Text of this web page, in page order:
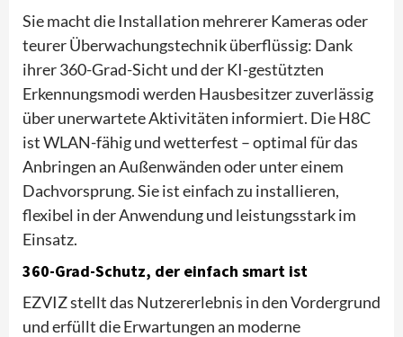
Sie macht die Installation mehrerer Kameras oder
teurer Überwachungstechnik überflüssig: Dank
ihrer 360-Grad-Sicht und der KI-gestützten
Erkennungsmodi werden Hausbesitzer zuverlässig
über unerwartete Aktivitäten informiert. Die H8C
ist WLAN-fähig und wetterfest – optimal für das
Anbringen an Außenwänden oder unter einem
Dachvorsprung. Sie ist einfach zu installieren,
flexibel in der Anwendung und leistungsstark im
Einsatz.
360-Grad-Schutz, der einfach smart ist
EZVIZ stellt das Nutzererlebnis in den Vordergrund
und erfüllt die Erwartungen an moderne